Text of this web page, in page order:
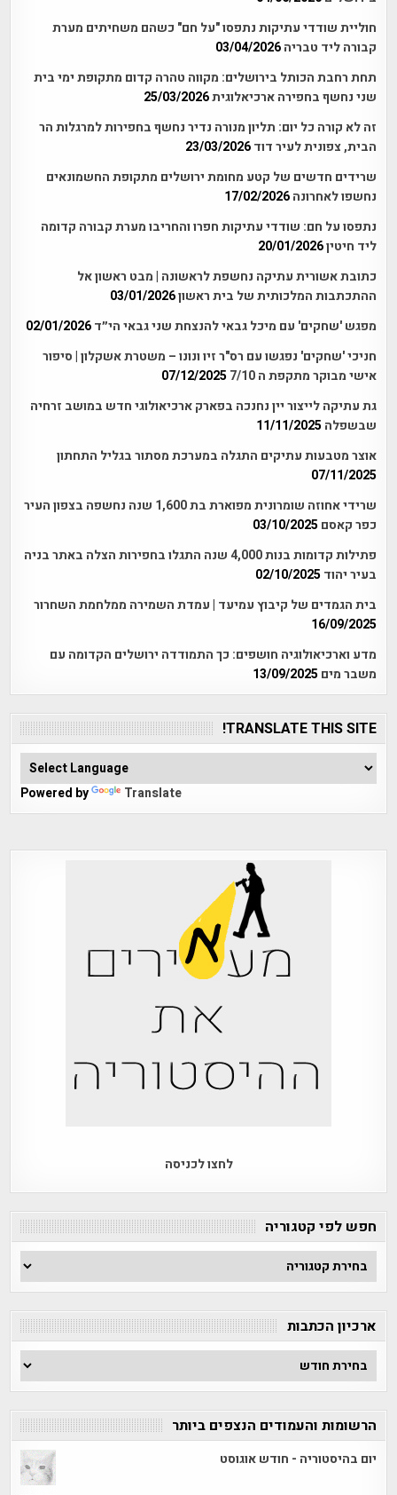
חוליית שודדי עתיקות נתפסו "על חם" כשהם משחיתים מערת
קבורה ליד טבריה 03/04/2026
תחת רחבת הכותל בירושלים: מקווה טהרה קדום מתקופת ימי בית
שני נחשף בחפירה ארכיאלוגית25/03/2026
זה לא קורה כל יום: תליון מנורה נדיר נחשף בחפירות למרגלות הר
הבית, צפונית לעיר דוד 23/03/2026
שרידים חדשים של קטע מחומת ירושלים מתקופת החשמונאים
נחשפו לאחרונה 17/02/2026
נתפסו על חם: שודדי עתיקות חפרו והחריבו מערת קבורה קדומה
ליד חיטין20/01/2026
כתובת אשורית עתיקה נחשפת לראשונה | מבט ראשון אל
ההתכתבות המלכותית של בית ראשון03/01/2026
מפגש 'שחקים' עם מיכל גבאי להנצחת שני גבאי הי״ד 02/01/2026
חניכי 'שחקים' נפגשו עם רס"ר זיו ונונו – משטרת אשקלון | סיפור
אישי מבוקר מתקפת ה 7/10
07/12/2025
גת עתיקה לייצור יין נחנכה בפארק ארכיאולוגי חדש במושב זרחיה
שבשפלה 11/11/2025
אוצר מטבעות עתיקים התגלה במערכת מסתור בגליל התחתון
07/11/2025
שרידי אחוזה שומרונית מפוארת בת 1,600 שנה נחשפה בצפון העיר
כפר קאסם 03/10/2025
פתילות קדומות בנות 4,000 שנה התגלו בחפירות הצלה באתר בניה
בעיר יהוד 02/10/2025
בית הגמדים של קיבוץ עמיעד | עמדת השמירה ממלחמת השחרור
16/09/2025
מדע וארכיאולוגיה חושפים: כך התמודדה ירושלים הקדומה עם
משבר מים 13/09/2025
TRANSLATE THIS SITE!
Powered by Translate
לחצו לכניסה
חפש לפי קטגוריה
חפש
לפי
ארכיון הכתבות
ארכיון
הכתבות
הרשומות והעמודים הנצפים ביותר
יום בהיסטוריה - חודש אוגוסט